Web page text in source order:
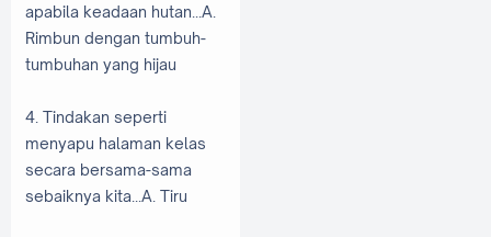
apabila keadaan hutan...A.
Rimbun dengan tumbuh-
tumbuhan yang hijau
4. Tindakan seperti
menyapu halaman kelas
secara bersama-sama
sebaiknya kita...A. Tiru